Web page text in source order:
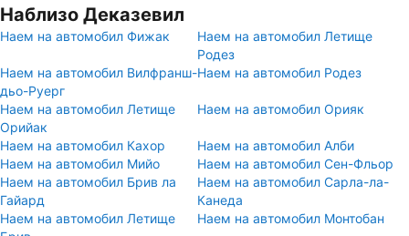
Наблизо Деказевил
Наем на автомобил Фижак
Наем на автомобил Летище
Родез
Наем на автомобил Вилфранш-
дьо-Руерг
Наем на автомобил Родез
Наем на автомобил Летище
Орийак
Наем на автомобил Орияк
Наем на автомобил Кахор
Наем на автомобил Алби
Наем на автомобил Мийо
Наем на автомобил Сен-Фльор
Наем на автомобил Брив ла
Гайард
Наем на автомобил Сарла-ла-
Канеда
Наем на автомобил Летище
Наем на автомобил Монтобан